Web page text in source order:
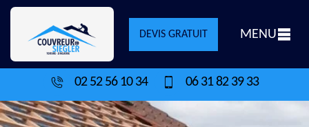
DEVIS GRATUIT MENU
02 52 56 10 34 06 31 82 39 33